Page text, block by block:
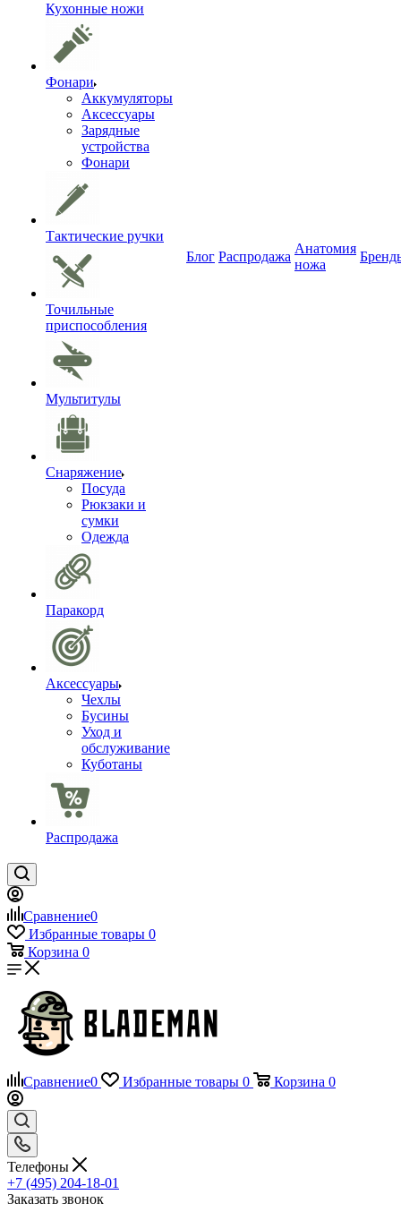
Кухонные ножи
Фонари
Аккумуляторы
Аксессуары
Зарядные
устройства
Фонари
Тактические ручки
Точильные
приспособления
Мультитулы
Снаряжение
Посуда
Рюкзаки и
сумки
Одежда
Паракорд
Аксессуары
Чехлы
Бусины
Уход и
обслуживание
Куботаны
Распродажа
Блог Распродажа
Анатомия
ножа
Сравнение0
Избранные товары 0
Корзина 0
Сравнение0 Избранные товары 0 Корзина 0
Телефоны
+7 (495) 204-18-01
Заказать звонок